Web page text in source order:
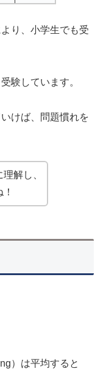
り、小学生でも受
験しています。
けば、問題慣れを
解し、
）は平均すると